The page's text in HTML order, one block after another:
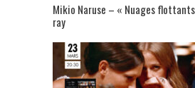
Mikio Naruse – « Nuages
ray